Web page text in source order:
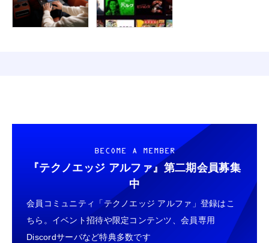
BECOME A MEMBER
『テクノエッジ アルファ』 第二期会員募集
中
会員コミュニティ「テクノエッジ アルファ」登録はこ
ちら。イベント招待や限定コンテンツ、会員専用
Discordサーバなど特典多数です